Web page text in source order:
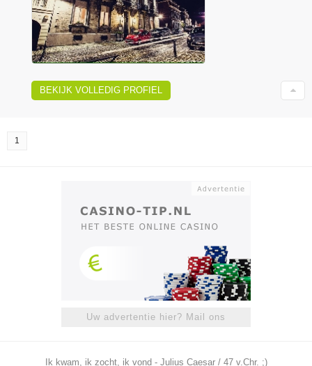
BEKIJK VOLLEDIG PROFIEL
1
Uw advertentie hier? Mail ons
Ik kwam, ik zocht, ik vond - Julius Caesar / 47 v.Chr. ;)